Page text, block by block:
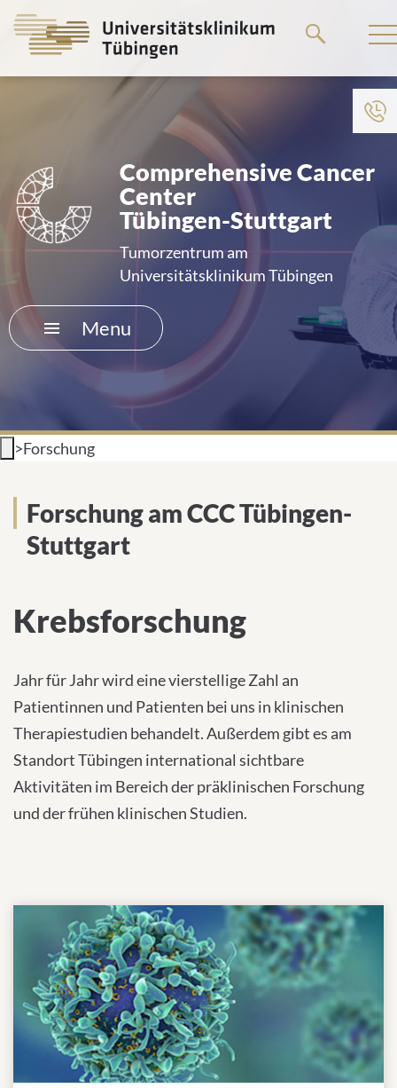
Comprehensive Cancer
Center
Tübingen-Stuttgart
Tumorzentrum am
Universitätsklinikum Tübingen
Menu
THE HOSPITAL
PATIENTS &AMP; VISITORS
CAREER
INTERNATIONAL PATIENTS
Impressum
>Forschung
Forschung am CCC Tübingen-
Stuttgart
Krebsforschung
Jahr für Jahr wird eine vierstellige Zahl an
Patientinnen und Patienten bei uns in klinischen
Therapiestudien behandelt. Außerdem gibt es am
Standort Tübingen international sichtbare
Aktivitäten im Bereich der präklinischen Forschung
und der frühen klinischen Studien.